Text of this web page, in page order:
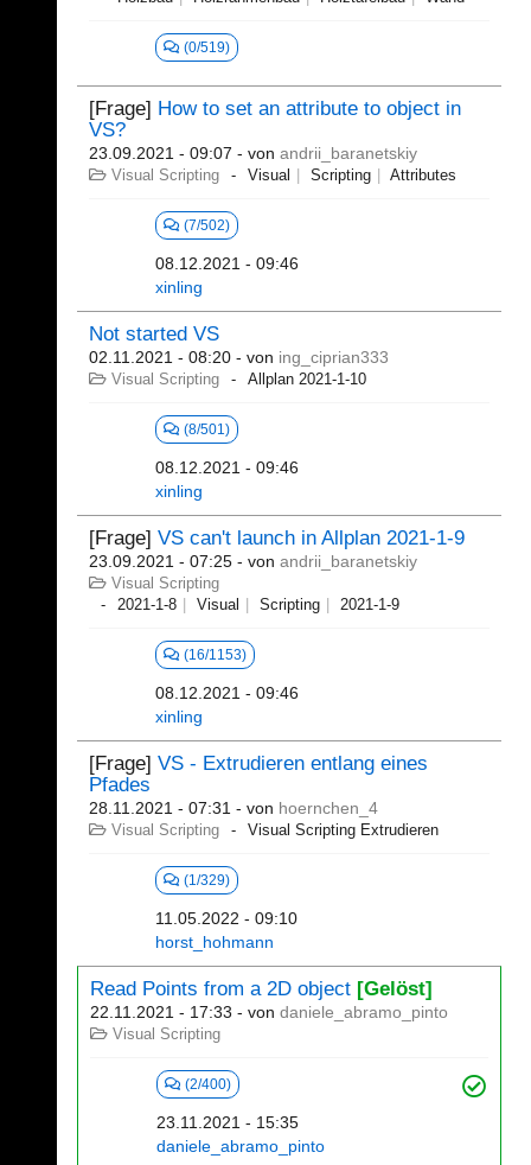
(0/519)
[Frage] How to set an attribute to object in
VS?
23.09.2021 - 09:07 - von andrii_baranetskiy
Visual Scripting Visual Scripting Attributes
(7/502)
08.12.2021 - 09:46
xinling
Not started VS
02.11.2021 - 08:20 - von ing_ciprian333
Visual Scripting Allplan 2021-1-10
(8/501)
08.12.2021 - 09:46
xinling
[Frage] VS can't launch in Allplan 2021-1-9
23.09.2021 - 07:25 - von andrii_baranetskiy
Visual Scripting
2021-1-8
Visual Scripting 2021-1-9
(16/1153)
08.12.2021 - 09:46
xinling
[Frage] VS - Extrudieren entlang eines
Pfades
28.11.2021 - 07:31 - von hoernchen_4
Visual Scripting Visual Scripting Extrudieren
(1/329)
11.05.2022 - 09:10
horst_hohmann
Read Points from a 2D object [Gelöst]
22.11.2021 - 17:33 - von daniele_abramo_pinto
Visual Scripting
(2/400)
23.11.2021 - 15:35
daniele_abramo_pinto